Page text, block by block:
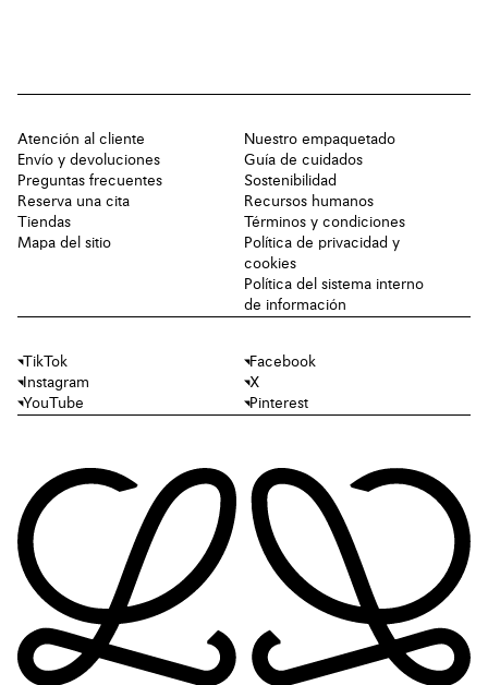
Atención al cliente
Envío y devoluciones
Preguntas frecuentes
Reserva una cita
Tiendas
Mapa del sitio
Nuestro empaquetado
Guía de cuidados
Sostenibilidad
Recursos humanos
Términos y condiciones
Política de privacidad y
cookies
Política del sistema interno
de información
TikTok
Facebook
Instagram
X
YouTube
Pinterest